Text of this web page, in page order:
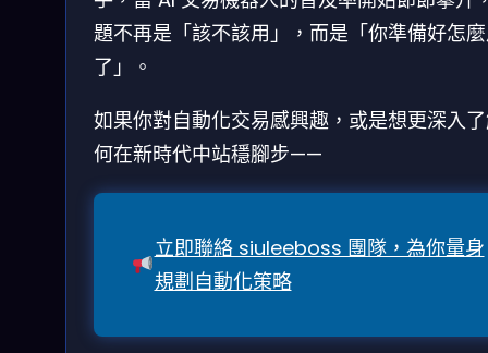
題不再是「該不該用」，而是「你準備好怎
了」。
如果你對自動化交易感興趣，或是想更深入
何在新時代中站穩腳步——
立即聯絡 siuleeboss 團隊，為你量身
規劃自動化策略